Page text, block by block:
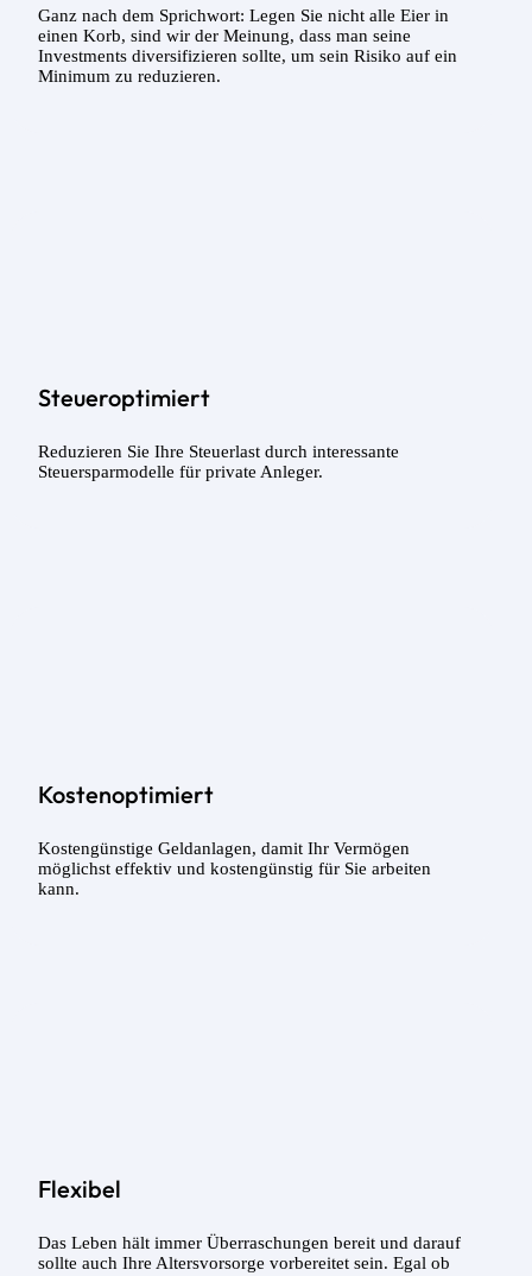
Ganz nach dem Sprichwort: Legen Sie nicht alle Eier in
einen Korb, sind wir der Meinung, dass man seine
Investments diversifizieren sollte, um sein Risiko auf ein
Minimum zu reduzieren.
Steueroptimiert
Reduzieren Sie Ihre Steuerlast durch interessante
Steuersparmodelle für private Anleger.
Kostenoptimiert
Kostengünstige Geldanlagen, damit Ihr Vermögen
möglichst effektiv und kostengünstig für Sie arbeiten
kann.
Flexibel
Das Leben hält immer Überraschungen bereit und darauf
sollte auch Ihre Altersvorsorge vorbereitet sein. Egal ob